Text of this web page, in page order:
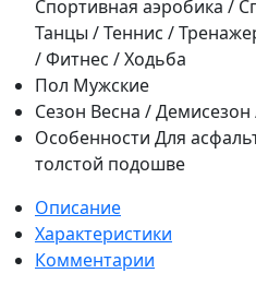
Спортивная аэробика /
Танцы / Теннис /
/ Фитнес / Ходьба
Пол Мужские
Сезон Весна /
Особенности Для
толстой подошве
Описание
Характеристики
Комментарии